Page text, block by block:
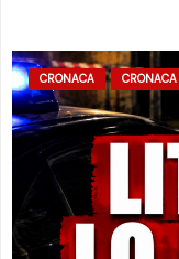
CRONACA